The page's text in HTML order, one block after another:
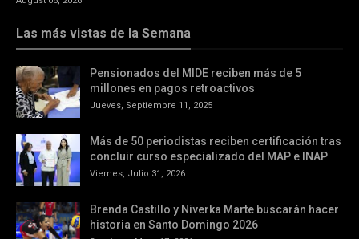
Las más vistas de la Semana
Pensionados del MIDE reciben más de 5
millones en pagos retroactivos
Jueves, Septiembre 11, 2025
Más de 50 periodistas reciben certificación tras
concluir curso especializado del MAP e INAP
Viernes, Julio 31, 2026
Brenda Castillo y Niverka Marte buscarán hacer
historia en Santo Domingo 2026